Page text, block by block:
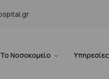
Το Νοσοκομείο Υπηρεσίες